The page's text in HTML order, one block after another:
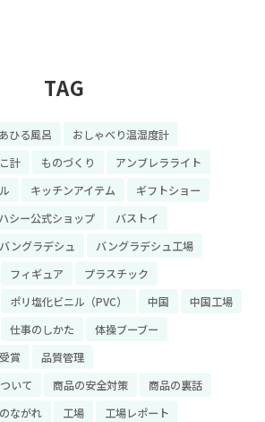
TAG
あひる風呂
おしゃべり温湿度計
計 ものづくり
アンブレラライト
キッチンアイテム
ギフトショー
ハシー公式ショップ
バストイ
バングラデシュ
バングラデシュ工場
フィギュア
プラスチック
ポリ塩化ビニル（PVC） 中国
中国工場
仕事のしかた
体操ブーブー
受賞
品質管理
いて
商品の安全対策
商品の裏話
ながれ 工場
工場レポート